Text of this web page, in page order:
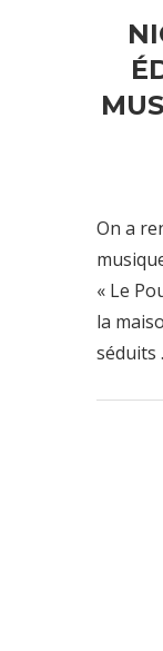
On a
« Le
la
séduits